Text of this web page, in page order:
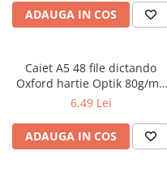
Coperți caiete si cărți
Carnete pentru elevi
Lupe și articole educative
Foarfece școlare
Globuri pământești
Cutii sandwich și caserole
ADAUGA IN COS
Caiet A5 48 file dictando
Oxford hartie Optik 80g/mp
motiv Touch Trend
6,49 Lei
ADAUGA IN COS